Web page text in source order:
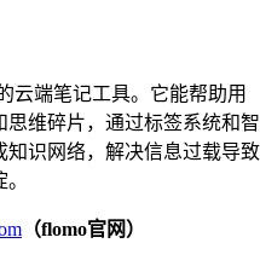
云端笔记工具。它能帮助用
维碎片，通过标签系统和智
识网络，解决信息过载导致
（flomo官网）